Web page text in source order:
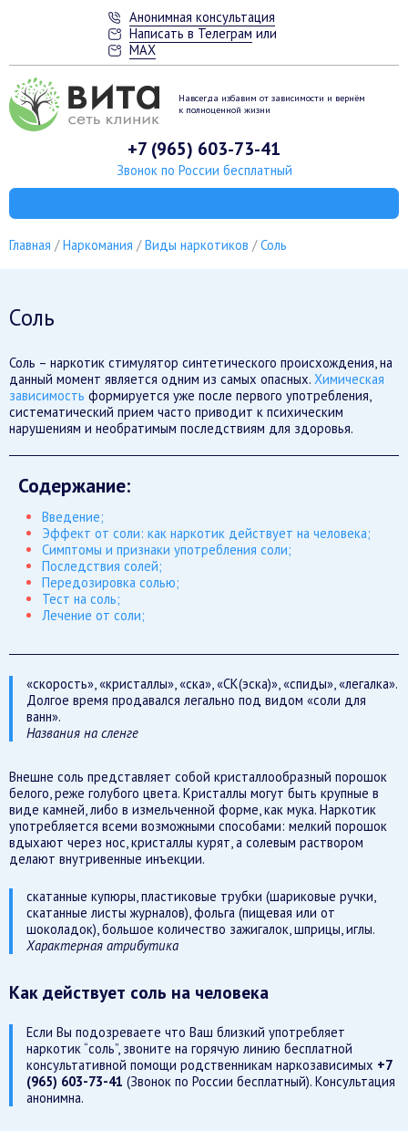
Анонимная консультация
Написать в Телеграм или
MAX
Навсегда избавим от зависимости и вернём
к полноценной жизни
+7 (965) 603-73-41
Звонок по России бесплатный
Главная Наркомания Виды наркотиков Соль
Соль
Соль – наркотик стимулятор синтетического происхождения, на
данный момент является одним из самых опасных. Химическая
зависимость формируется уже после первого употребления,
систематический прием часто приводит к психическим
нарушениям и необратимым последствиям для здоровья.
Содержание:
Введение;
Эффект от соли: как наркотик действует на человека;
Симптомы и признаки употребления соли;
Последствия солей;
Передозировка солью;
Тест на соль;
Лечение от соли;
«скорость», «кристаллы», «ска», «СК(эска)», «спиды», «легалка».
Долгое время продавался легально под видом «соли для
ванн».
Названия на сленге
Внешне соль представляет собой кристаллообразный порошок
белого, реже голубого цвета. Кристаллы могут быть крупные в
виде камней, либо в измельченной форме, как мука. Наркотик
употребляется всеми возможными способами: мелкий порошок
вдыхают через нос, кристаллы курят, а солевым раствором
делают внутривенные инъекции.
скатанные купюры, пластиковые трубки (шариковые ручки,
скатанные листы журналов), фольга (пищевая или от
шоколадок), большое количество зажигалок, шприцы, иглы.
Характерная атрибутика
Как действует соль на человека
Если Вы подозреваете что Ваш близкий употребляет
наркотик “соль”, звоните на горячую линию бесплатной
консультативной помощи родственникам наркозависимых +7
(965) 603-73-41 (Звонок по России бесплатный). Консультация
анонимна.